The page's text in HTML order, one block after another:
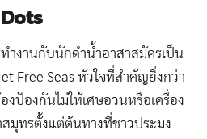
ทำงานกับนักดำน้ำอาสาสมัครเป็น
Free Seas หัวใจที่สำคัญยิ่งกว่า
ป้องกันไม่ให้เศษอวนหรือเครื่อง
มุทรตั้งแต่ต้นทางที่ชาวประมง